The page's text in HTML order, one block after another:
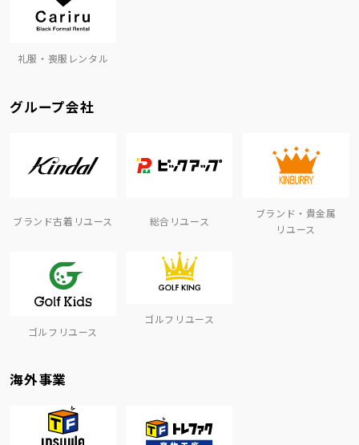
礼服・喪服レンタル
グループ会社
ブランド古着リユース 総合リユース
ブランド・貴金属
リユース
ゴルフリユース
ゴルフリユース
海外事業